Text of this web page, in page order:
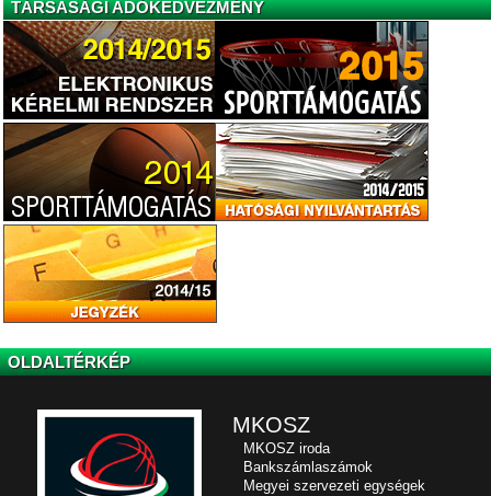
TÁRSASÁGI ADÓKEDVEZMÉNY
OLDALTÉRKÉP
MKOSZ
MKOSZ iroda
Bankszámlaszámok
Megyei szervezeti egységek